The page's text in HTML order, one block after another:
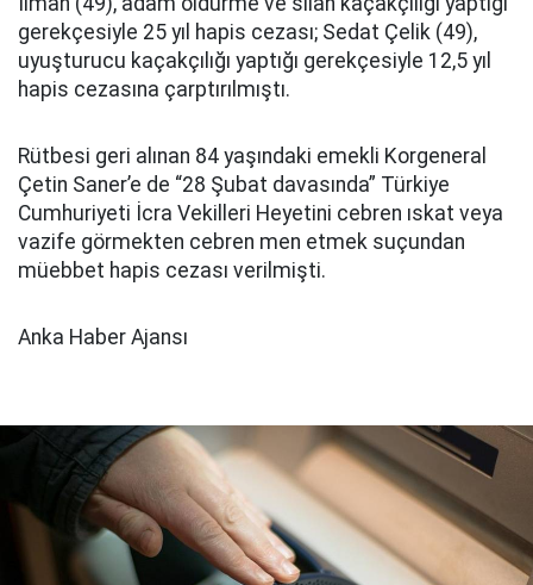
gerekçesiyle 25 yıl hapis cezası; Sedat Çelik (49),
uyuşturucu kaçakçılığı yaptığı gerekçesiyle 12,5 yıl
hapis cezasına çarptırılmıştı.
Rütbesi geri alınan 84 yaşındaki emekli Korgeneral
Çetin Saner’e de “28 Şubat davasında” Türkiye
Cumhuriyeti İcra Vekilleri Heyetini cebren ıskat veya
vazife görmekten cebren men etmek suçundan
müebbet hapis cezası verilmişti.
Anka Haber Ajansı